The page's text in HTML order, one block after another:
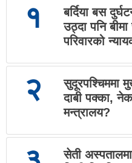
१
बर्दिया बस
उठ्दा पनि बीमा
परिवारको
२
सुदूरपश्चिममा
दाबी पक्का,
मन्त्रालय?
सेती